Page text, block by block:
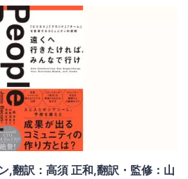
,翻訳：高須 正和,翻訳・監修：山